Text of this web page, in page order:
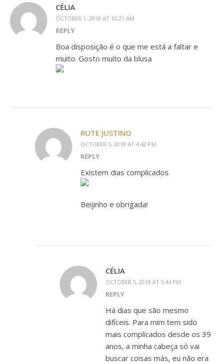
CÉLIA
OCTOBER 1, 2018 AT 10:21 AM
REPLY
Boa disposição é o que me está a faltar e
muito. Gosto muito da blusa
RUTE JUSTINO
OCTOBER 5, 2018 AT 4:42 PM
REPLY
Existem dias complicados
Beijinho e obrigada!
CÉLIA
OCTOBER 5, 2018 AT 5:44 PM
REPLY
Há dias que são mesmo
difíceis. Para mim tem sido
mais complicados desde os 39
anos, a minha cabeça só vai
buscar coisas más, eu não era